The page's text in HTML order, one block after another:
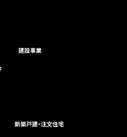
建設事業
新築戸建・注文住宅